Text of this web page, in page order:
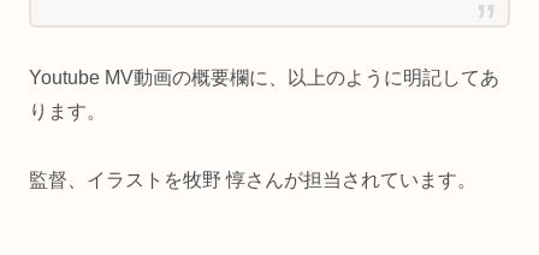
Youtube MV動画の概要欄に、以上のように明記してあ
ります。
監督、イラストを牧野 惇さんが担当されています。